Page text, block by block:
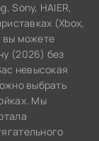
Sony, HAIER,
(Xbox,
вы можете
(2026) без
невысокая
выбрать
Мы